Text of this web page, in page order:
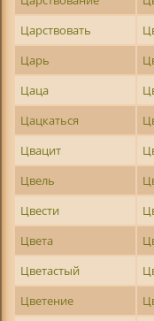
Царствовать
Царь
Цаца
Цацкаться
Цвацит
Цвель
Цвести
Цвета
Цветастый
Цветение